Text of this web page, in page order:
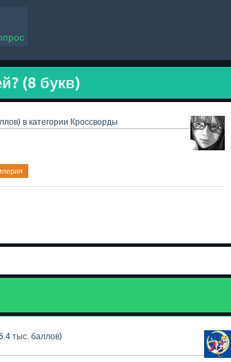
(8 букв)
в категории Кроссворды
тыс.баллов)